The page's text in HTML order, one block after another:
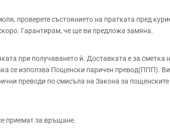
проверете състоянието на пратката пред
Гарантирам, че ще ви предложа замяна.
при получаването ѝ. Доставката е за сметка
се използва Пощенски паричен превод(ППП).
преводи по смисъла на Закона за пощенските
приемат за връщане.